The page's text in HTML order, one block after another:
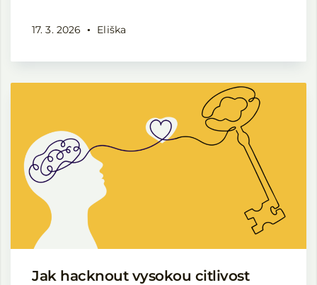
17. 3. 2026 Eliška
Jak hacknout vysokou citlivost